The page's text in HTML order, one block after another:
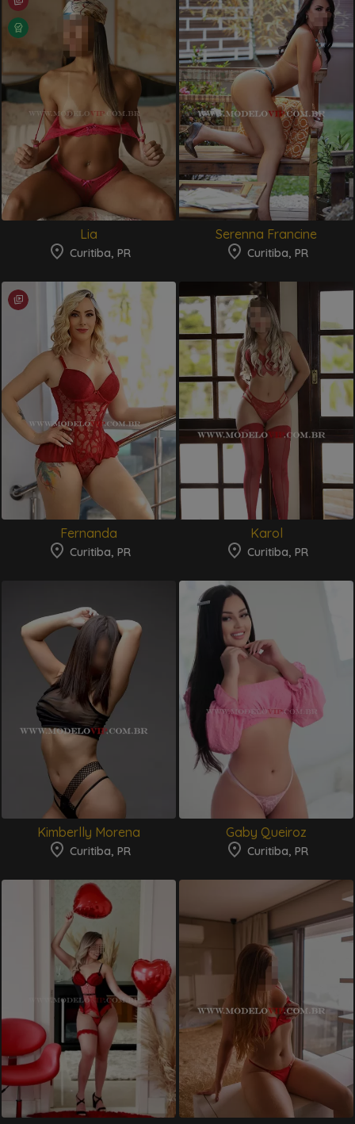
Lia
Curitiba, PR
Serenna Francine
Curitiba, PR
Fernanda
Curitiba, PR
Karol
Curitiba, PR
Kimberlly Morena
Curitiba, PR
Gaby Queiroz
Curitiba, PR